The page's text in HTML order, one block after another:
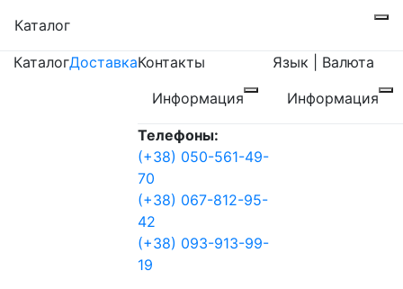
Каталог
КаталогДоставкаКонтакты
Информация
Телефоны:
(+38) 050-561-49-
70
(+38) 067-812-95-
42
(+38) 093-913-99-
19
Язык | Валюта
Информация